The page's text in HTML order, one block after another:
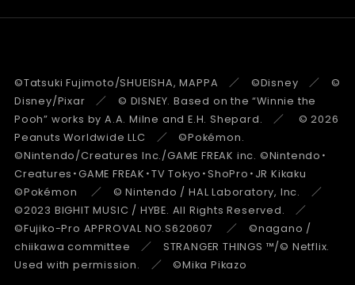
©Tatsuki Fujimoto/SHUEISHA, MAPPA ／ ©Disney ／ ©
Disney/Pixar ／ © DISNEY. Based on the “Winnie the
Pooh” works by A.A. Milne and E.H. Shepard. ／ © 2026
Peanuts Worldwide LLC ／ ©Pokémon.
©Nintendo/Creatures Inc./GAME FREAK inc. ©Nintendo・
Creatures・GAME FREAK・TV Tokyo・ShoPro・JR Kikaku
©Pokémon ／ © Nintendo / HAL Laboratory, Inc. ／
©2023 BIGHIT MUSIC / HYBE. All Rights Reserved. ／
©Fujiko-Pro APPROVAL NO.S620607 ／ ©nagano /
chiikawa committee ／ STRANGER THINGS ™/© Netflix.
Used with permission. ／ ©Mika Pikazo